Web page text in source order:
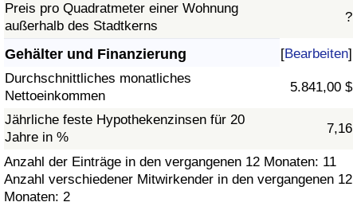
Preis pro Quadratmeter einer Wohnung
außerhalb des Stadtkerns
?
Gehälter und Finanzierung [Bearbeiten]
Durchschnittliches monatliches
Nettoeinkommen
5.841,00 $
Jährliche feste Hypothekenzinsen für 20
Jahre in %
7,16
Anzahl der Einträge in den vergangenen 12 Monaten: 11
Anzahl verschiedener Mitwirkender in den vergangenen 12
Monaten: 2
Kriminalitätsindex nach Land
Gesundheitsversorgung
Gesundheitsversorgungs-Index (aktuell)
Gesundheitsversorgungs-Index
Gesundheitsversorgungs-Index nach Land